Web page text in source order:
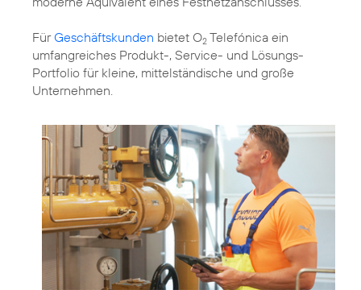
FürGeschäftskunden bietet O2 Telefónica ein
umfangreiches Produkt-, Service- und Lösungs-
Portfolio für kleine, mittelständische und große
Unternehmen.